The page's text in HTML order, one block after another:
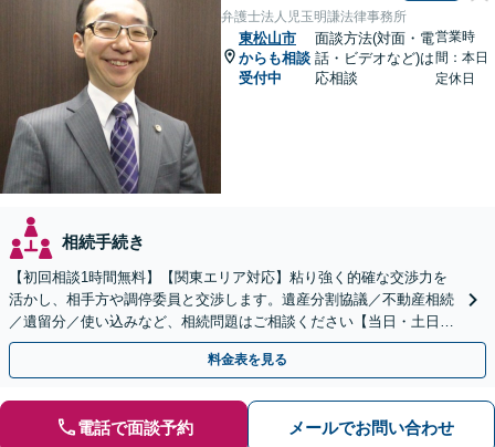
弁護士法人児玉明謙法律事務所
東松山市
からも相談
受付中
面談方法(対面・電
話・ビデオなど)は
応相談
営業時
間：本日
定休日
相続手続き
【初回相談1時間無料】【関東エリア対応】粘り強く的確な交渉力を
活かし、相手方や調停委員と交渉します。遺産分割協議／不動産相続
／遺留分／使い込みなど、相続問題はご相談ください【当日・土日対
応可】トラブル前の段階でも相談可。メール24時間受付
料金表を見る
電話で面談予約 メールでお問い合わせ